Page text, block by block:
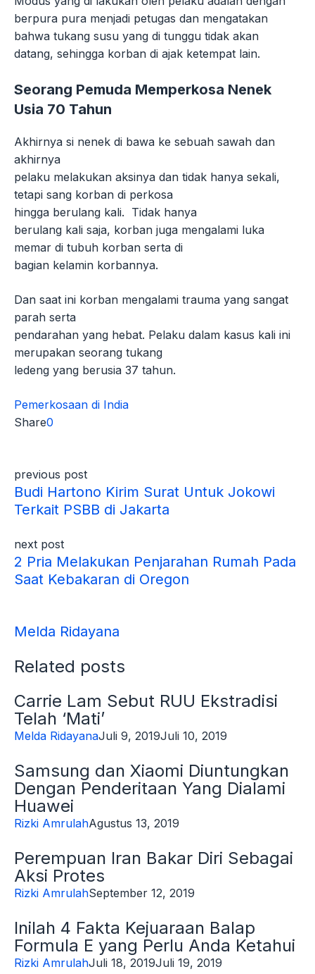
berpura pura menjadi petugas dan mengatakan
bahwa tukang susu yang di tunggu tidak akan
datang, sehingga korban di ajak ketempat lain.
Seorang Pemuda Memperkosa Nenek
Usia 70 Tahun
Akhirnya si nenek di bawa ke sebuah sawah dan
akhirnya
pelaku melakukan aksinya dan tidak hanya sekali,
tetapi sang korban di perkosa
hingga berulang kali. Tidak hanya
berulang kali saja, korban juga mengalami luka
memar di tubuh korban serta di
bagian kelamin korbannya.
Dan saat ini korban mengalami trauma yang sangat
parah serta
pendarahan yang hebat. Pelaku dalam kasus kali ini
merupakan seorang tukang
ledeng yang berusia 37 tahun.
Pemerkosaan di India
Share0
previous post
Budi Hartono Kirim Surat Untuk Jokowi
Terkait PSBB di Jakarta
next post
2 Pria Melakukan Penjarahan Rumah Pada
Saat Kebakaran di Oregon
Melda Ridayana
Related posts
Carrie Lam Sebut RUU Ekstradisi
Telah ‘Mati’
Melda RidayanaJuli 9, 2019Juli 10, 2019
Samsung dan Xiaomi Diuntungkan
Dengan Penderitaan Yang Dialami
Huawei
Rizki AmrulahAgustus 13, 2019
Perempuan Iran Bakar Diri Sebagai
Aksi Protes
Rizki AmrulahSeptember 12, 2019
Inilah 4 Fakta Kejuaraan Balap
Formula E yang Perlu Anda Ketahui
Rizki AmrulahJuli 18, 2019Juli 19, 2019